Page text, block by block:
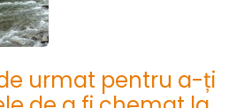
urmat pentru a-ți